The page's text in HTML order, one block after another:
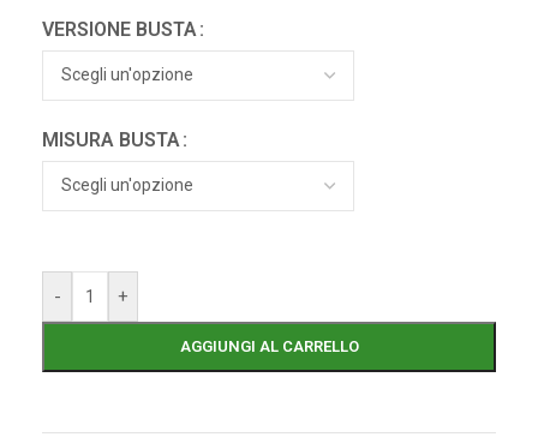
VERSIONE BUSTA
MISURA BUSTA
- +
AGGIUNGI AL CARRELLO